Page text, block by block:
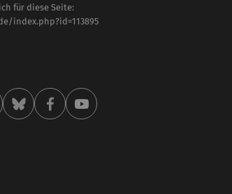
für diese Seite:
index.php?id=113895